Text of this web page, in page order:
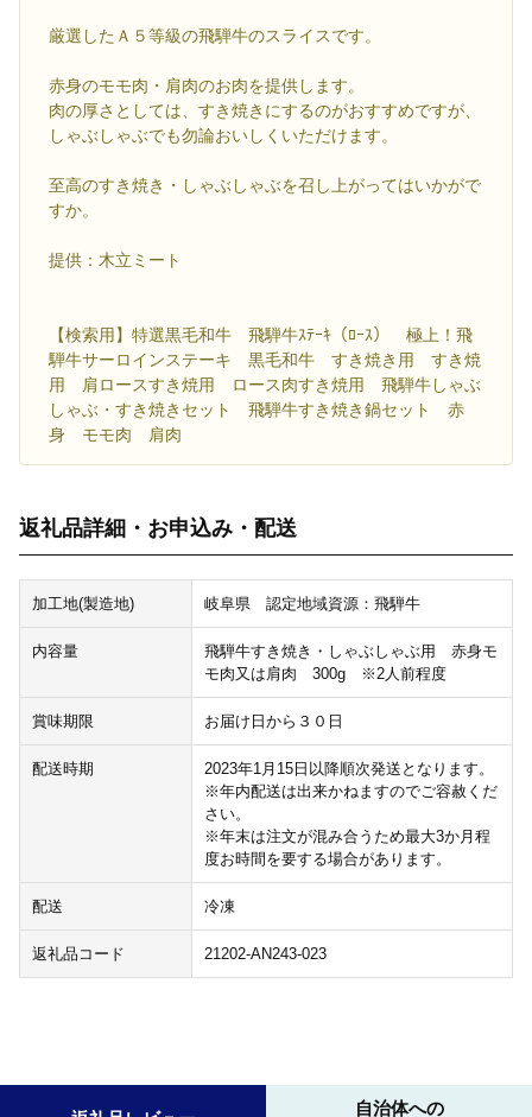
厳選したＡ５等級の飛騨牛のスライスです。
赤身のモモ肉・肩肉のお肉を提供します。
肉の厚さとしては、すき焼きにするのがおすすめですが、
しゃぶしゃぶでも勿論おいしくいただけます。
至高のすき焼き・しゃぶしゃぶを召し上がってはいかがで
すか。
提供：木立ミート
【検索用】特選黒毛和牛 飛騨牛ｽﾃｰｷ（ﾛｰｽ） 極上！飛
騨牛サーロインステーキ 黒毛和牛 すき焼き用 すき焼
用 肩ロースすき焼用 ロース肉すき焼用 飛騨牛しゃぶ
しゃぶ・すき焼きセット 飛騨牛すき焼き鍋セット 赤
身 モモ肉 肩肉
返礼品詳細・お申込み・配送
加工地(製造地) 岐阜県 認定地域資源：飛騨牛
内容量
飛騨牛すき焼き・しゃぶしゃぶ用 赤身モ
モ肉又は肩肉 300g ※2人前程度
賞味期限 お届け日から３０日
配送時期
2023年1月15日以降順次発送となります。
※年内配送は出来かねますのでご容赦くだ
さい。
※年末は注文が混み合うため最大3か月程
度お時間を要する場合があります。
配送 冷凍
返礼品コード 21202-AN243-023
自治体への